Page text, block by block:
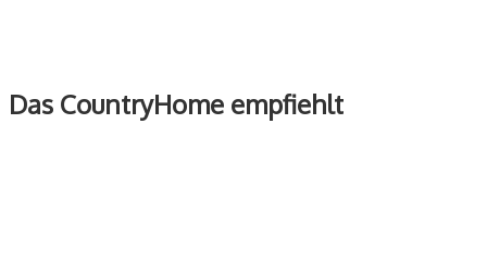
Das CountryHome empfiehlt